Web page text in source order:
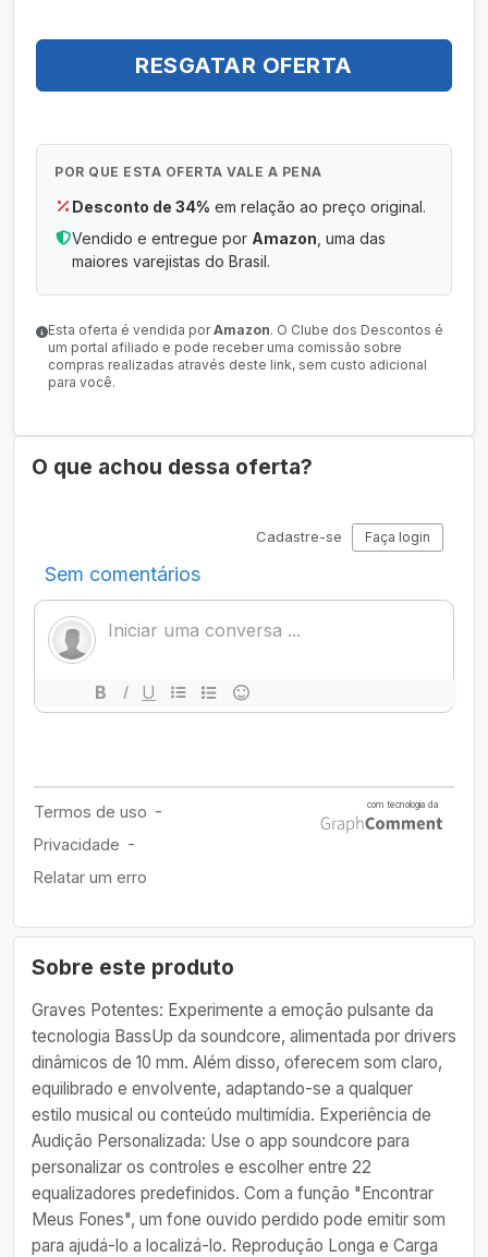
RESGATAR OFERTA
POR QUE ESTA OFERTA VALE A PENA
Desconto de 34% em relação ao preço original.
Vendido e entregue por Amazon , uma das
maiores varejistas do Brasil.
Esta oferta é vendida porAmazon. O Clube dos Descontos é
um portal afiliado e pode receber uma comissão sobre
compras realizadas através deste link, sem custo adicional
para você.
Sobre este produto
Graves Potentes: Experimente a emoção pulsante da
tecnologia BassUp da soundcore, alimentada por drivers
dinâmicos de 10 mm. Além disso, oferecem som claro,
equilibrado e envolvente, adaptando-se a qualquer
estilo musical ou conteúdo multimídia. Experiência de
Audição Personalizada: Use o app soundcore para
personalizar os controles e escolher entre 22
equalizadores predefinidos. Com a função "Encontrar
Meus Fones", um fone ouvido perdido pode emitir som
para ajudá-lo a localizá-lo. Reprodução Longa e Carga
O que achou dessa oferta?